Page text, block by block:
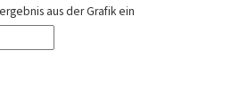
aus der Grafik ein